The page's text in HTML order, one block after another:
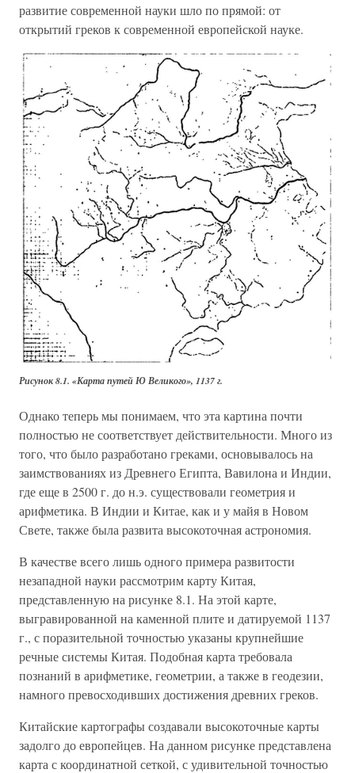
развитие современной науки шло по прямой: от
открытий греков к современной европейской науке.
Рисунок 8.1. «Карта путей Ю Великого», 1137 г.
Однако теперь мы понимаем, что эта картина почти
полностью не соответствует действительности. Много из
того, что было разработано греками, основывалось на
заимствованиях из Древнего Египта, Вавилона и Индии,
где еще в 2500 г. до н.э. существовали геометрия и
арифметика. В Индии и Китае, как и у майя в Новом
Свете, также была развита высокоточная астрономия.
В качестве всего лишь одного примера развитости
незападной науки рассмотрим карту Китая,
представленную на рисунке 8.1. На этой карте,
выгравированной на каменной плите и датируемой 1137
г., с поразительной точностью указаны крупнейшие
речные системы Китая. Подобная карта требовала
познаний в арифметике, геометрии, а также в геодезии,
намного превосходивших достижения древних греков.
Китайские картографы создавали высокоточные карты
задолго до европейцев. На данном рисунке представлена
карта с координатной сеткой, с удивительной точностью